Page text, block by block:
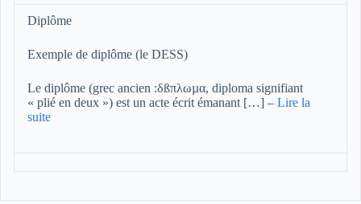
Diplôme
Exemple de diplôme (le DESS)
Le diplôme (grec ancien :δßπλωµα, diploma signifiant
« plié en deux ») est un acte écrit émanant […] – Lire la
suite